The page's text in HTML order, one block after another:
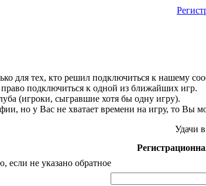
для тех, кто решил подключиться к нашему
подключиться к одной из ближайших игр.
(игроки, сыгравшие хотя бы одну игру).
но у Вас не хватает времени на игру, то Вы
Удачи
если не указано обратное